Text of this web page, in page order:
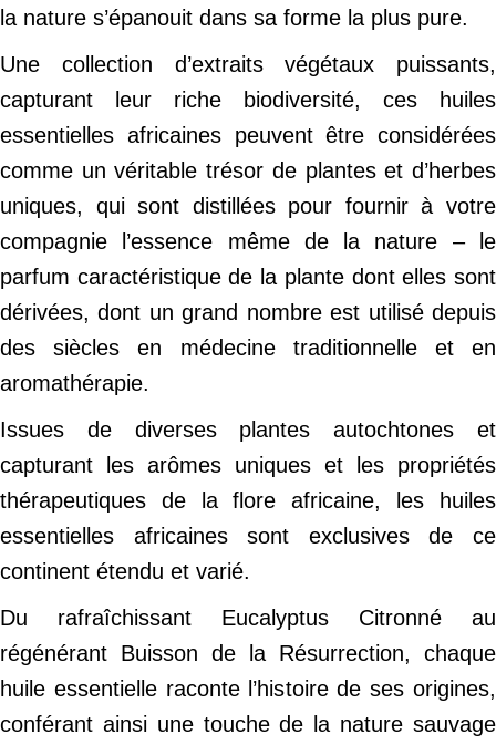
la nature s’épanouit dans sa forme la plus pure.
Une collection d’extraits végétaux puissants,
capturant leur riche biodiversité, ces huiles
essentielles africaines peuvent être considérées
comme un véritable trésor de plantes et d’herbes
uniques, qui sont distillées pour fournir à votre
compagnie l’essence même de la nature – le
parfum caractéristique de la plante dont elles sont
dérivées, dont un grand nombre est utilisé depuis
des siècles en médecine traditionnelle et en
aromathérapie.
Issues de diverses plantes autochtones et
capturant les arômes uniques et les propriétés
thérapeutiques de la flore africaine, les huiles
essentielles africaines sont exclusives de ce
continent étendu et varié.
Du rafraîchissant Eucalyptus Citronné au
régénérant Buisson de la Résurrection, chaque
huile essentielle raconte l’histoire de ses origines,
conférant ainsi une touche de la nature sauvage